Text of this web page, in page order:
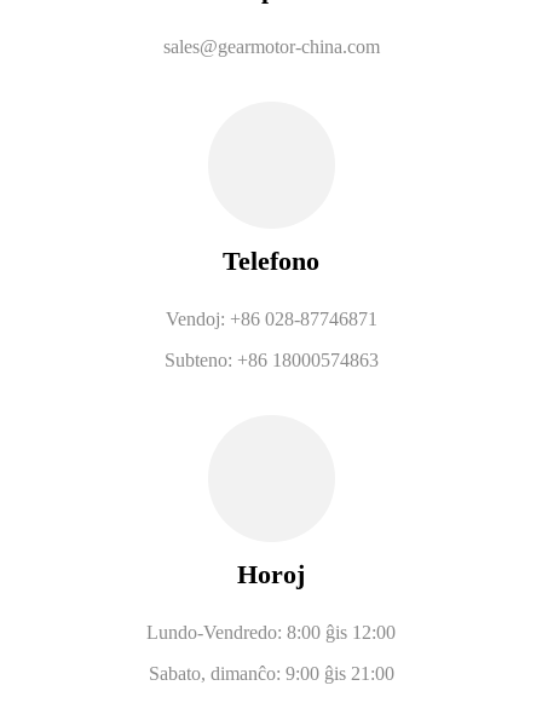
sales@gearmotor-china.com
Telefono
Vendoj: +86 028-87746871
Subteno: +86 18000574863
Horoj
Lundo-Vendredo: 8:00 ĝis 12:00
Sabato, dimanĉo: 9:00 ĝis 21:00